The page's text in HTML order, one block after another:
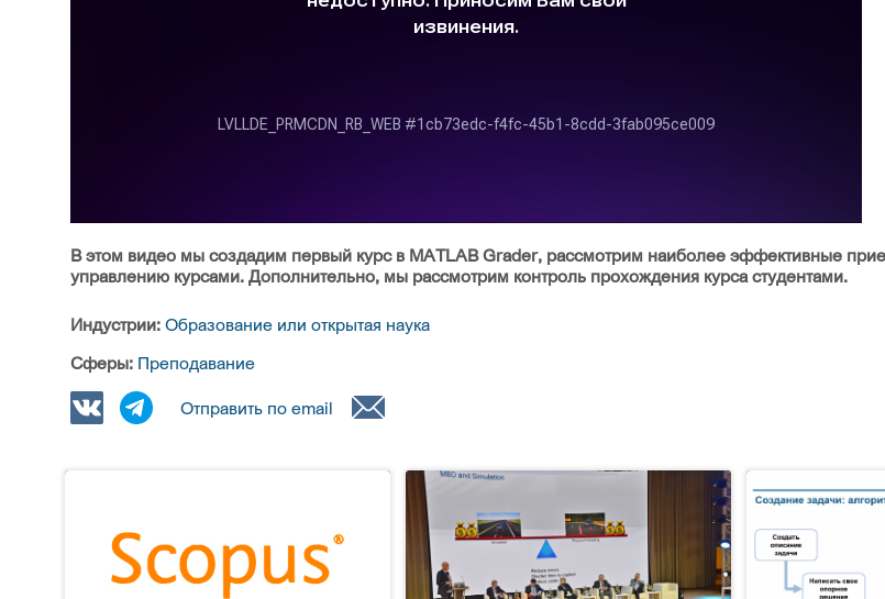
В этом видео мы создадим первый курс в MATLAB Grader, рассмотрим наиболее эффективные
управлению курсами. Дополнительно, мы рассмотрим контроль прохождения курса студентами.
Индустрии: Образование или открытая наука
Сферы: Преподавание
Отправить по email